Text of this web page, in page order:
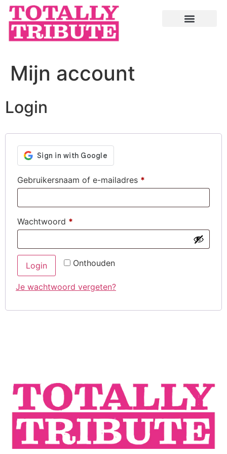
Mijn account
Login
Gebruikersnaam of e-mailadres *
Wachtwoord *
Onthouden
Login
Je wachtwoord vergeten?